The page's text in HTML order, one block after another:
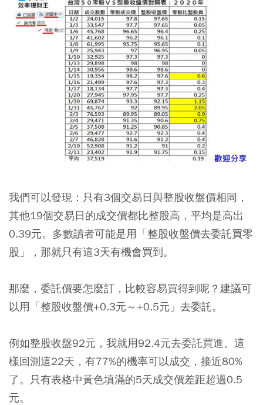
我們可以發現：只有3個交易日與整股收盤價相同，
其他19個交易日的成交價都比整股高，平均是高出
0.39元。多數讀者可能是用「整股收盤價去委託買零
股」，那就只有這3天有機會買到。
那麼，委託價要怎麼訂，比較容易買得到呢？建議可
以用「整股收盤價+0.3元～+0.5元」去委託。
例如整股收盤92元，我就用92.4元去委託買進。這
樣回測這22天，有77%的機率可以成交，接近80%
了。只有表格中黃色填滿的5天成交價差距超過0.5
元。